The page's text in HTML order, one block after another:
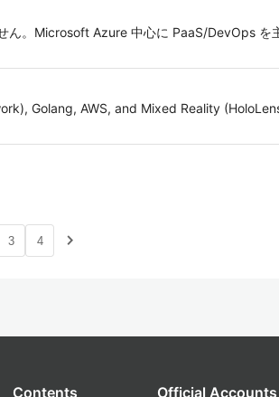
。Microsoft Azure 中心に PaaS/DevOps を
Golang, AWS, and Mixed Reality
3 4 navigate_next
Contents Official Accounts